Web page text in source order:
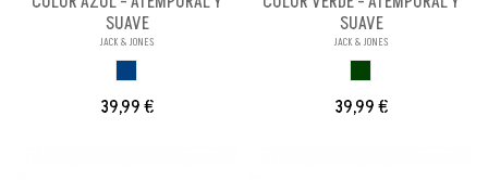
SUAVE
JACK & JONES
39,99 €
SUAVE
JACK & JONES
39,99 €